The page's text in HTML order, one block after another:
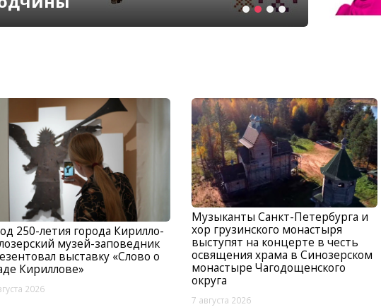
250-летия города Кирилло-
музей-заповедник
выставку «Слово о
Кириллове»
2026
Музыканты Санкт-Петербурга и
хор грузинского монастыря
выступят на концерте в честь
освящения храма в Синозерском
монастыре Чагодощенского
округа
7 августа 2026